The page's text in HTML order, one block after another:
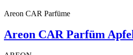
Areon CAR Parfüme
Areon CAR Parfüm Apfel